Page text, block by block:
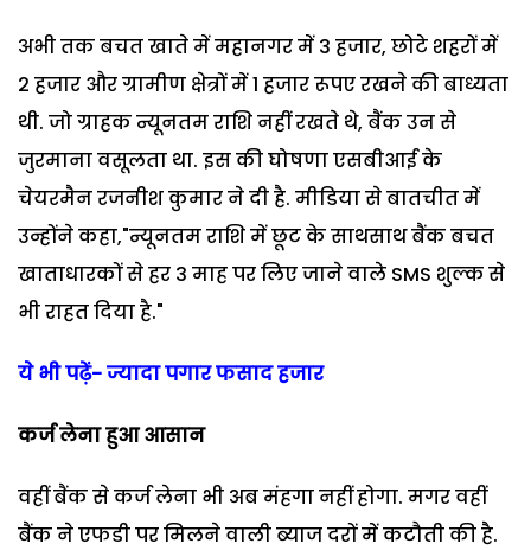
अभी तक बचत खाते में महानगर में 3 हजार, छोटे शहरों में
2 हजार और ग्रामीण क्षेत्रों में 1 हजार रूपए रखने की बाध्यता
थी. जो ग्राहक न्यूनतम राशि नहीं रखते थे, बैंक उन से
जुरमाना वसूलता था. इस की घोषणा एसबीआई के
चेयरमैन रजनीश कुमार ने दी है. मीडिया से बातचीत में
उन्होंने कहा,"न्यूनतम राशि में छूट के साथसाथ बैंक बचत
खाताधारकों से हर 3 माह पर लिए जाने वाले SMS शुल्क से
भी राहत दिया है."
ये भी पढ़ें- ज्यादा पगार फसाद हजार
कर्ज लेना हुआ आसान
वहीं बैंक से कर्ज लेना भी अब मंहगा नहीं होगा. मगर वहीं
बैंक ने एफडी पर मिलने वाली ब्याज दरों में कटौती की है.